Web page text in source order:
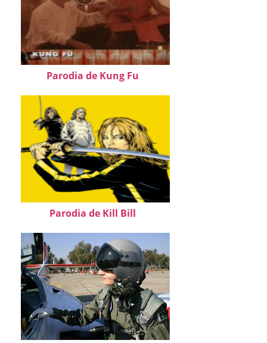
Parodia de Kung Fu
Parodia de Kill Bill